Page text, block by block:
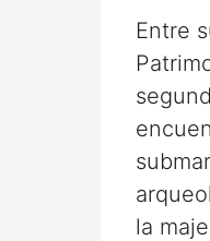
Entre
la